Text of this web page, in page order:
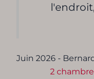
Juin 2026 -
2